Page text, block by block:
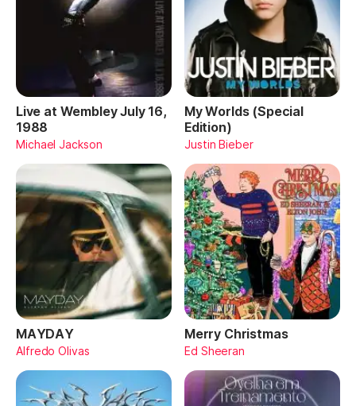
Live at Wembley July 16,
1988
Michael Jackson
My Worlds (Special
Edition)
Justin Bieber
MAYDAY
Alfredo Olivas
Merry Christmas
Ed Sheeran